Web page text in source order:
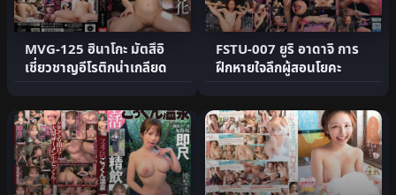
MVG-125 ฮินาโกะ มัตสึอิ
เชี่ยวชาญอีโรติกน่าเกลียด
FSTU-007 ยูริ อาดาจิ การ
ฝึกหายใจลึกผู้สอนโยคะ